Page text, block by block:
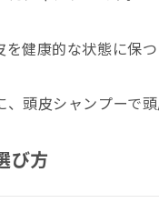
健康的な状態に保
頭皮シャンプーで
び方